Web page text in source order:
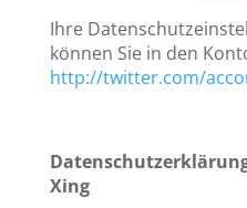
Ihre
können Sie in den
http://twitter.com/
Xing